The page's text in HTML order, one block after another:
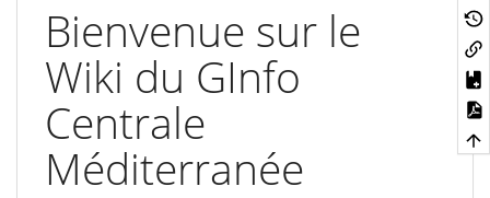
Bienvenue sur le
Wiki du GInfo
Centrale
Méditerranée